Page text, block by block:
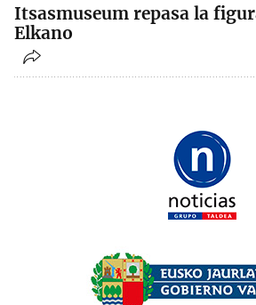
Itsasmuseum repasa la
Elkano